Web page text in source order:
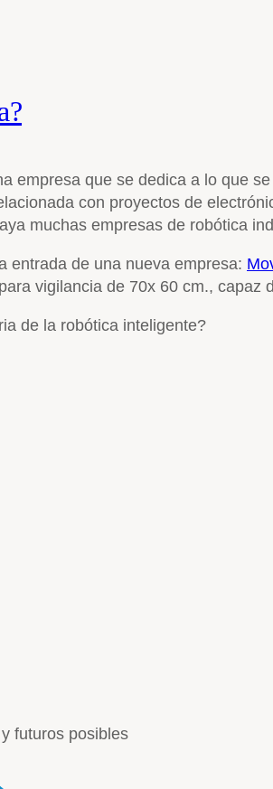
empresa que se dedica a lo que
con proyectos de
muchas empresas de robótica
entrada de una nueva empresa:
vigilancia de 70x 60 cm.,
de la robótica inteligente?
futuros posibles